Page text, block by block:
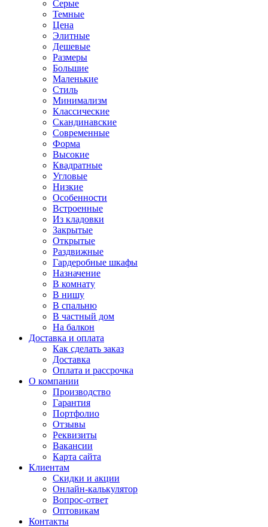
Серые
Темные
Цена
Элитные
Дешевые
Размеры
Большие
Маленькие
Стиль
Минимализм
Классические
Скандинавские
Современные
Форма
Высокие
Квадратные
Угловые
Низкие
Особенности
Встроенные
Из кладовки
Закрытые
Открытые
Раздвижные
Гардеробные шкафы
Назначение
В комнату
В нишу
В спальню
В частный дом
На балкон
Доставка и оплата
Как сделать заказ
Доставка
Оплата и рассрочка
О компании
Производство
Гарантия
Портфолио
Отзывы
Реквизиты
Вакансии
Карта сайта
Клиентам
Скидки и акции
Онлайн-калькулятор
Вопрос-ответ
Оптовикам
Контакты